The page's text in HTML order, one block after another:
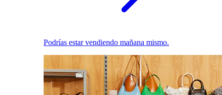
Podrías estar vendiendo mañana mismo.